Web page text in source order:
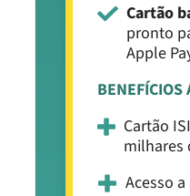
Cartão
pronto
Apple
BENEFÍCIOS
Cartão
milhares
Acesso